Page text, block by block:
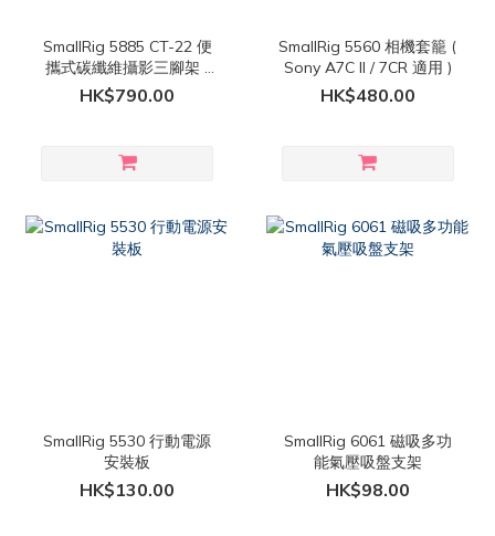
SmallRig 5885 CT-22 便
攜式碳纖維攝影三腳架 (
運動相機 適用 )
HK$790.00
SmallRig 5560 相機套籠 (
Sony A7C II / 7CR 適用 )
HK$480.00
SmallRig 5530 行動電源
安裝板
HK$130.00
SmallRig 6061 磁吸多功
能氣壓吸盤支架
HK$98.00